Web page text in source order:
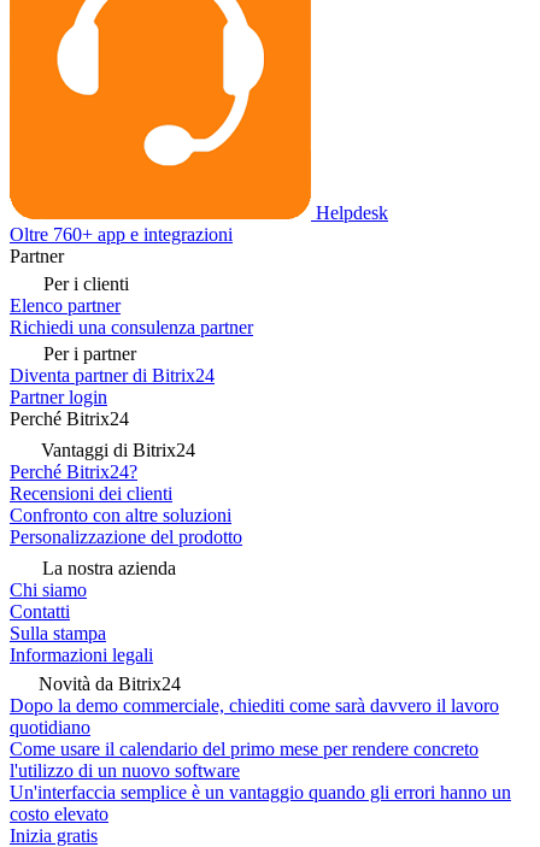
Helpdesk
Oltre 760+ app e integrazioni
Partner
Per i clienti
Elenco partner
Richiedi una consulenza partner
Per i partner
Diventa partner di Bitrix24
Partner login
Perché Bitrix24
Vantaggi di Bitrix24
Perché Bitrix24?
Recensioni dei clienti
Confronto con altre soluzioni
Personalizzazione del prodotto
La nostra azienda
Chi siamo
Contatti
Sulla stampa
Informazioni legali
Novità da Bitrix24
Dopo la demo commerciale, chiediti come sarà davvero il lavoro
quotidiano
Come usare il calendario del primo mese per rendere concreto
l'utilizzo di un nuovo software
Un'interfaccia semplice è un vantaggio quando gli errori hanno un
costo elevato
Inizia gratis